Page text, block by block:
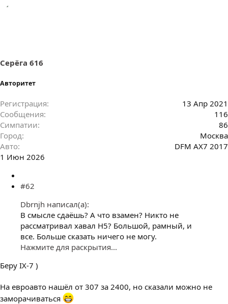
м
Серёга 616
Авторитет
Регистрация
13 Апр 2021
Сообщения
116
Симпатии
86
Город
Москва
Авто
DFM AX7 2017
1 Июн 2026
#62
Dbrnjh написал(а):
В смысле сдаёшь? А что взамен? Никто не
рассматривал хавал Н5? Большой, рамный, и
все. Больше сказать ничего не могу.
Нажмите для раскрытия...
Беру IX-7 )
На евроавто нашёл от 307 за 2400, но сказали можно не
заморачиваться